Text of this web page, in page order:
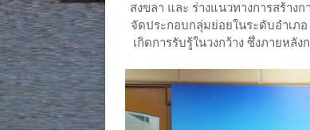
สงขลา และ ร่างแนวทางการสร้าง
จัดประกอบกลุ่มย่อยในระดับอำเภอ
เกิดการรับรู้ในวงกว้าง ซึ่งภายหลั